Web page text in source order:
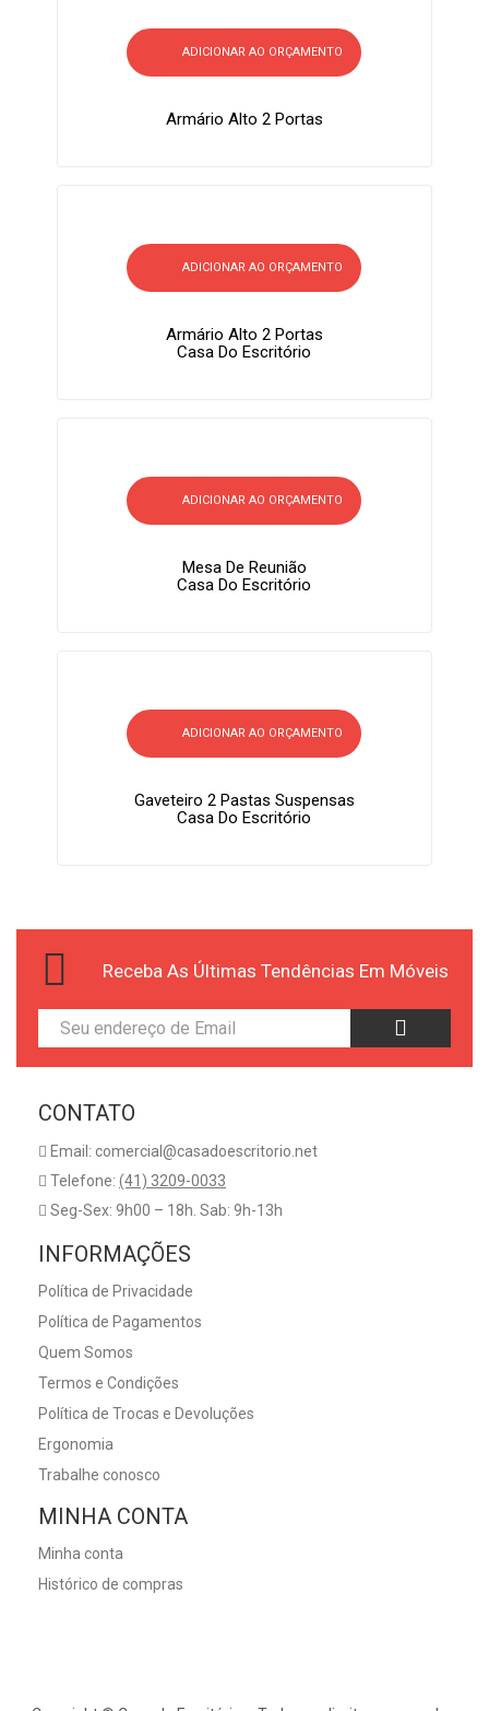
ADICIONAR AO ORÇAMENTO
Armário Alto 2 Portas
ADICIONAR AO ORÇAMENTO
Armário Alto 2 Portas
Casa Do Escritório
ADICIONAR AO ORÇAMENTO
Mesa De Reunião
Casa Do Escritório
ADICIONAR AO ORÇAMENTO
Gaveteiro 2 Pastas Suspensas
Casa Do Escritório
Receba As Últimas Tendências Em Móveis
CONTATO
Email: comercial@casadoescritorio.net
Telefone: (41) 3209-0033
Seg-Sex: 9h00 – 18h. Sab: 9h-13h
INFORMAÇÕES
Política de Privacidade
Política de Pagamentos
Quem Somos
Termos e Condições
Política de Trocas e Devoluções
Ergonomia
Trabalhe conosco
MINHA CONTA
Minha conta
Histórico de compras